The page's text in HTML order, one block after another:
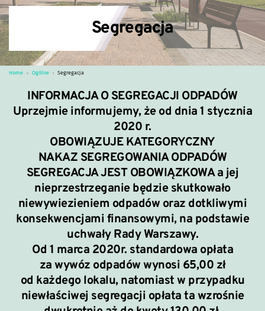
Segregacja
Home Ogólne Segregacja
INFORMACJA O SEGREGACJI ODPADÓW
Uprzejmie informujemy, że od dnia 1 stycznia
2020 r.
OBOWIĄZUJE KATEGORYCZNY
NAKAZ SEGREGOWANIA ODPADÓW
SEGREGACJA JEST OBOWIĄZKOWA a jej
nieprzestrzeganie będzie skutkowało
niewywiezieniem odpadów oraz dotkliwymi
konsekwencjami finansowymi, na podstawie
uchwały Rady Warszawy.
Od 1 marca 2020r. standardowa opłata
za wywóz odpadów wynosi 65,00 zł
od każdego lokalu, natomiast w przypadku
niewłaściwej segregacji opłata ta wzrośnie